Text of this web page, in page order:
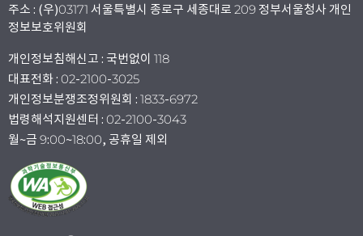
주소 : (우)03171 서울특별시 종로구 세종대로 209 정부서울청사 개인
정보보호위원회
개인정보침해신고 : 국번없이 118
대표전화 : 02-2100-3025
개인정보분쟁조정위원회 : 1833-6972
법령해석지원센터 : 02-2100-3043
월~금 9:00~18:00, 공휴일 제외